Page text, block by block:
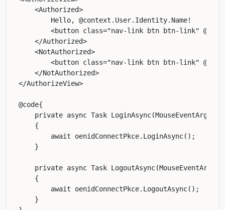
    <Authorized>
        Hello, @context.User.Identity.Name!
<button class="nav-link btn btn-link"
    </Authorized>
    <NotAuthorized>
<button class="nav-link btn btn-link"
    </NotAuthorized>
</AuthorizeView>
@code{
private async Task LoginAsync(MouseEventArgs
    {
        await oenidConnectPkce.LoginAsync();
    }
private async Task LogoutAsync(MouseEventArgs
    {
        await oenidConnectPkce.LogoutAsync();
    }